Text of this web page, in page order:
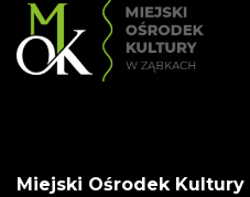
Miejski Ośrodek Kultury